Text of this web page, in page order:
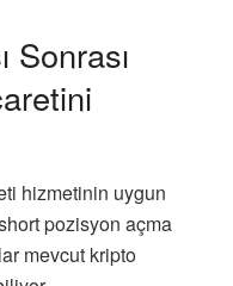
Sonrası
hizmetinin uygun
pozisyon açma
mevcut kripto